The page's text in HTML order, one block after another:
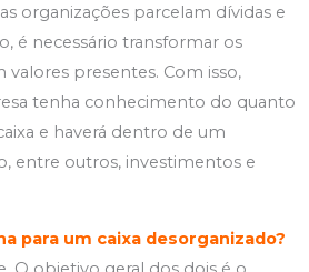
organizações parcelam dívidas e
é necessário transformar os
valores presentes. Com isso,
tenha conhecimento do quanto
e haverá dentro de um
entre outros, investimentos e
para um caixa desorganizado?